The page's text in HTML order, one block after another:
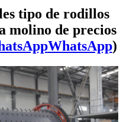
tipo de rodillos
molino de precios
WhatsApp)